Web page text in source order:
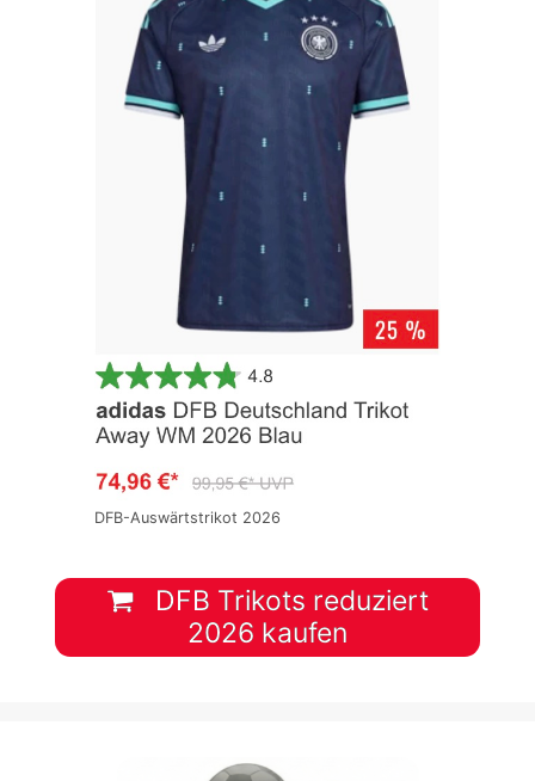
DFB-Auswärtstrikot 2026
DFB Trikots reduziert
2026 kaufen